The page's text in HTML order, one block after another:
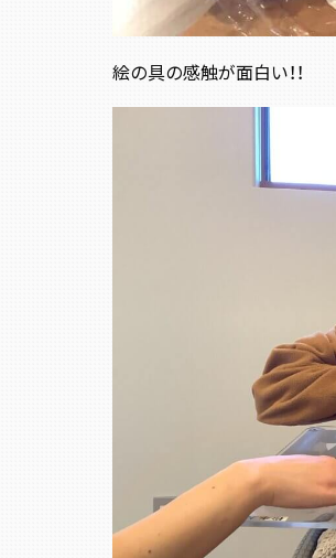
絵の具の感触が面白い！！